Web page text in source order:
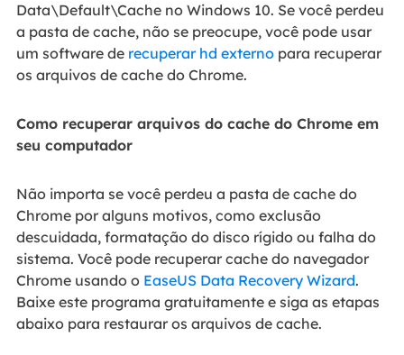
Data\Default\Cache no Windows 10. Se você perdeu
a pasta de cache, não se preocupe, você pode usar
um software de recuperar hd externopara recuperar
os arquivos de cache do Chrome.
Como recuperar arquivos do cache do Chrome em
seu computador
Não importa se você perdeu a pasta de cache do
Chrome por alguns motivos, como exclusão
descuidada, formatação do disco rígido ou falha do
sistema. Você pode recuperar cache do navegador
Chrome usando o EaseUS Data Recovery Wizard.
Baixe este programa gratuitamente e siga as etapas
abaixo para restaurar os arquivos de cache.